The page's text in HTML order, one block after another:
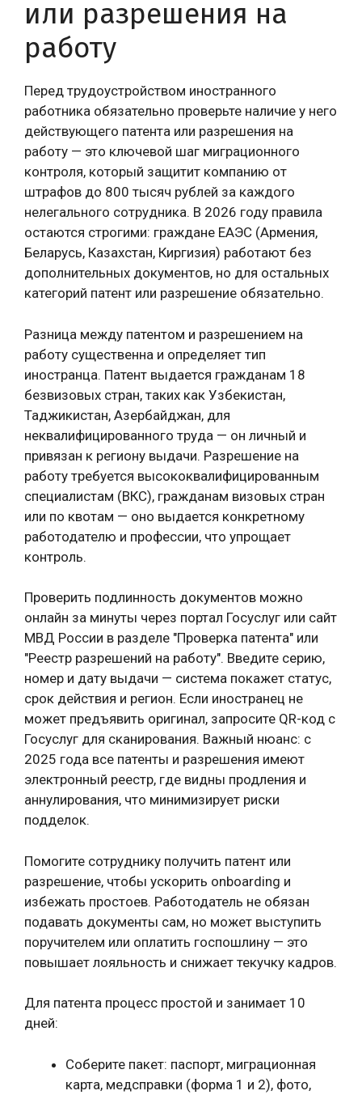
или разрешения на
работу
Перед трудоустройством иностранного
работника обязательно проверьте наличие у него
действующего патента или разрешения на
работу — это ключевой шаг миграционного
контроля, который защитит компанию от
штрафов до 800 тысяч рублей за каждого
нелегального сотрудника. В 2026 году правила
остаются строгими: граждане ЕАЭС (Армения,
Беларусь, Казахстан, Киргизия) работают без
дополнительных документов, но для остальных
категорий патент или разрешение обязательно.
Разница между патентом и разрешением на
работу существенна и определяет тип
иностранца. Патент выдается гражданам 18
безвизовых стран, таких как Узбекистан,
Таджикистан, Азербайджан, для
неквалифицированного труда — он личный и
привязан к региону выдачи. Разрешение на
работу требуется высококвалифицированным
специалистам (ВКС), гражданам визовых стран
или по квотам — оно выдается конкретному
работодателю и профессии, что упрощает
контроль.
Проверить подлинность документов можно
онлайн за минуты через портал Госуслуг или сайт
МВД России в разделе "Проверка патента" или
"Реестр разрешений на работу". Введите серию,
номер и дату выдачи — система покажет статус,
срок действия и регион. Если иностранец не
может предъявить оригинал, запросите QR-код с
Госуслуг для сканирования. Важный нюанс: с
2025 года все патенты и разрешения имеют
электронный реестр, где видны продления и
аннулирования, что минимизирует риски
подделок.
Помогите сотруднику получить патент или
разрешение, чтобы ускорить onboarding и
избежать простоев. Работодатель не обязан
подавать документы сам, но может выступить
поручителем или оплатить госпошлину — это
повышает лояльность и снижает текучку кадров.
Для патента процесс простой и занимает 10
дней:
Соберите пакет: паспорт, миграционная
карта, медсправки (форма 1 и 2), фото,